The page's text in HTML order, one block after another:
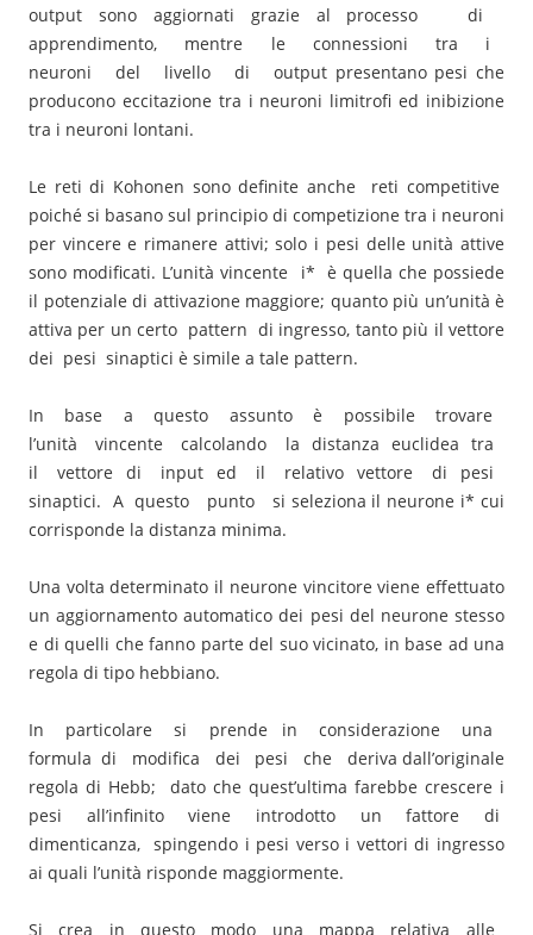
output sono aggiornati grazie al processo di
apprendimento, mentre le connessioni tra i
neuroni del livello di output presentano pesi che
producono eccitazione tra i neuroni limitrofi ed inibizione
tra i neuroni lontani.
Le reti di Kohonen sono definite anche reti competitive
poiché si basano sul principio di competizione tra i neuroni
per vincere e rimanere attivi; solo i pesi delle unità attive
sono modificati. L’unità vincente i* è quella che possiede
il potenziale di attivazione maggiore; quanto più un’unità è
attiva per un certo pattern di ingresso, tanto più il vettore
dei pesi sinaptici è simile a tale pattern.
In base a questo assunto è possibile trovare
l’unità vincente calcolando la distanza euclidea tra
il vettore di input ed il relativo vettore di pesi
sinaptici. A questo punto si seleziona il neurone i* cui
corrisponde la distanza minima.
Una volta determinato il neurone vincitore viene effettuato
un aggiornamento automatico dei pesi del neurone stesso
e di quelli che fanno parte del suo vicinato, in base ad una
regola di tipo hebbiano.
In particolare si prende in considerazione una
formula di modifica dei pesi che deriva dall’originale
regola di Hebb; dato che quest’ultima farebbe crescere i
pesi all’infinito viene introdotto un fattore di
dimenticanza, spingendo i pesi verso i vettori di ingresso
ai quali l’unità risponde maggiormente.
Si crea in questo modo una mappa relativa alle